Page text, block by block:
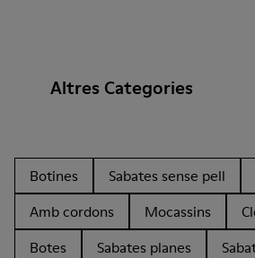
Altres Categories
Botines Sabates sense pell
Amb cordons
Mocassins
Botes
Sabates planes